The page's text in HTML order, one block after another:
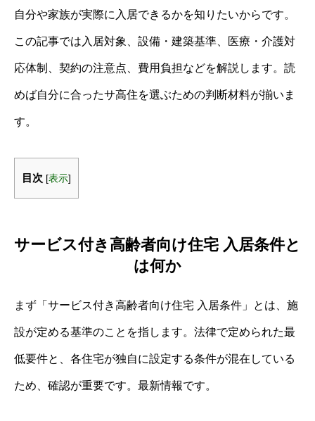
自分や家族が実際に入居できるかを知りたいからです。
この記事では入居対象、設備・建築基準、医療・介護対
応体制、契約の注意点、費用負担などを解説します。読
めば自分に合ったサ高住を選ぶための判断材料が揃いま
す。
目次 [表示]
サービス付き高齢者向け住宅 入居条件と
は何か
まず「サービス付き高齢者向け住宅 入居条件」とは、施
設が定める基準のことを指します。法律で定められた最
低要件と、各住宅が独自に設定する条件が混在している
ため、確認が重要です。最新情報です。